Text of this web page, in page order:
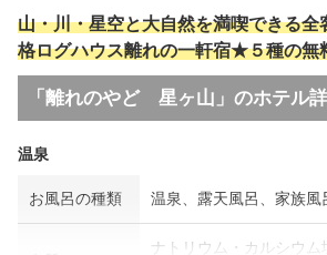
山・川・星空と大自然を満喫できる全
格ログハウス離れの一軒宿★５種の
「離れのやど 星ヶ山」のホテル
温泉
お風呂の種類 温泉、露天風呂、家族風
ナトリウム・カルシウム